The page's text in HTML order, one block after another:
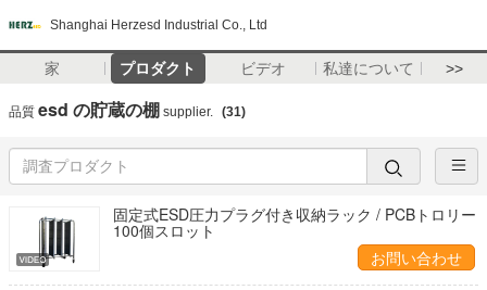
Shanghai Herzesd Industrial Co., Ltd
家 プロダクト ビデオ 私達について >>
品質 esd の貯蔵の棚 supplier. (31)
固定式ESD圧力プラグ付き収納ラック / PCBトロリー
100個スロット
お問い合わせ